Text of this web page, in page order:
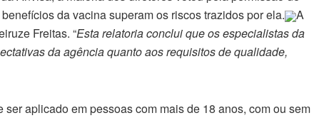
da vacina superam os riscos trazidos por ela.
A
Freitas. “Esta relatoria conclui que os especialistas da
da agência quanto aos requisitos de qualidade,
aplicado em pessoas com mais de 18 anos, com ou sem